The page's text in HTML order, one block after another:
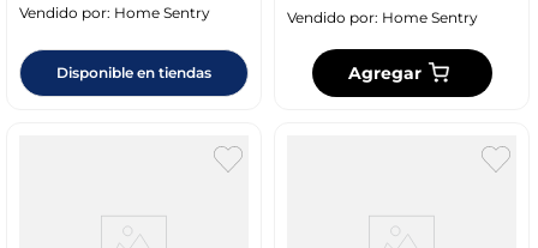
Vendido por: Home Sentry
Disponible en tiendas
Vendido por: Home Sentry
Agregar